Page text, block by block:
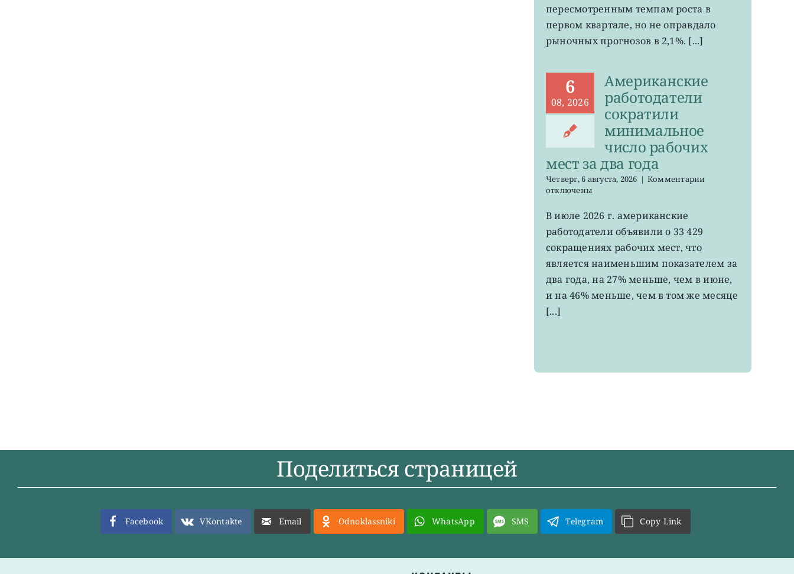
ожиданий
пересмотренным темпам роста в
первом квартале, но не оправдало
рыночных прогнозов в 2,1%. [...]
6
08, 2026
Американские
работодатели
сократили
минимальное
число рабочих
мест за два года
Четверг, 6 августа, 2026 | Комментариик
мест
за
года
отключены
В июле 2026 г. американские
работодатели объявили о 33 429
сокращениях рабочих мест, что
является наименьшим показателем за
два года, на 27% меньше, чем в июне,
и на 46% меньше, чем в том же месяце
[...]
Поделиться страницей
Facebook VKontakte Email Odnoklassniki WhatsApp SMS Telegram Copy Link